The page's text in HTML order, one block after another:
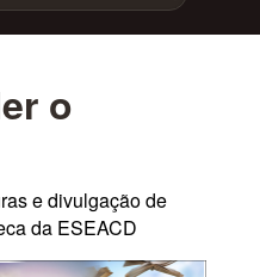
o
e divulgação de
da ESEACD